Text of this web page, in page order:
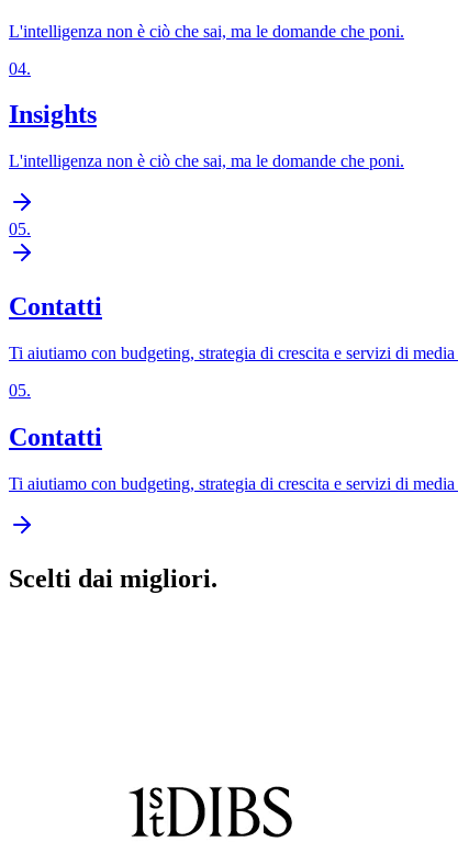
L'intelligenza non è ciò che sai, ma le domande che poni.
04.
Insights
L'intelligenza non è ciò che sai, ma le domande che poni.
05.
Contatti
Ti aiutiamo con budgeting, strategia di crescita e servizi di media
05.
Contatti
Ti aiutiamo con budgeting, strategia di crescita e servizi di media
Scelti dai migliori.